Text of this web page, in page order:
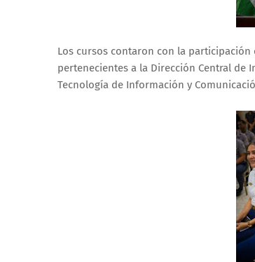
Los cursos contaron con la
pertenecientes a la Dirección Central de
Tecnología de Información y